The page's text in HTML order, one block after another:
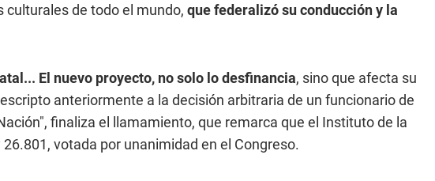
de todo el mundo, que federalizó su conducción y la
El nuevo proyecto, no solo lo desfinancia, sino que afecta su
anteriormente a la decisión arbitraria de un funcionario de
finaliza el llamamiento, que remarca que el Instituto de la
votada por unanimidad en el Congreso.